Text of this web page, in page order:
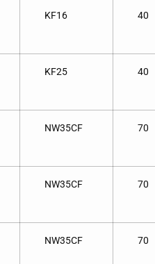
KF16 40
KF25 40
NW35CF 70
NW35CF 70
NW35CF 70